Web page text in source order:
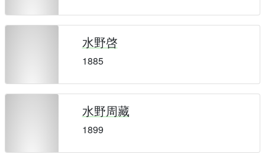
水野啓
1885
水野周藏
1899